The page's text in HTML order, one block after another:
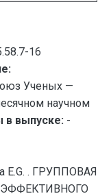
16
Ученых —
научном
в выпуске: -
E.G. . ГРУППОВАЯ